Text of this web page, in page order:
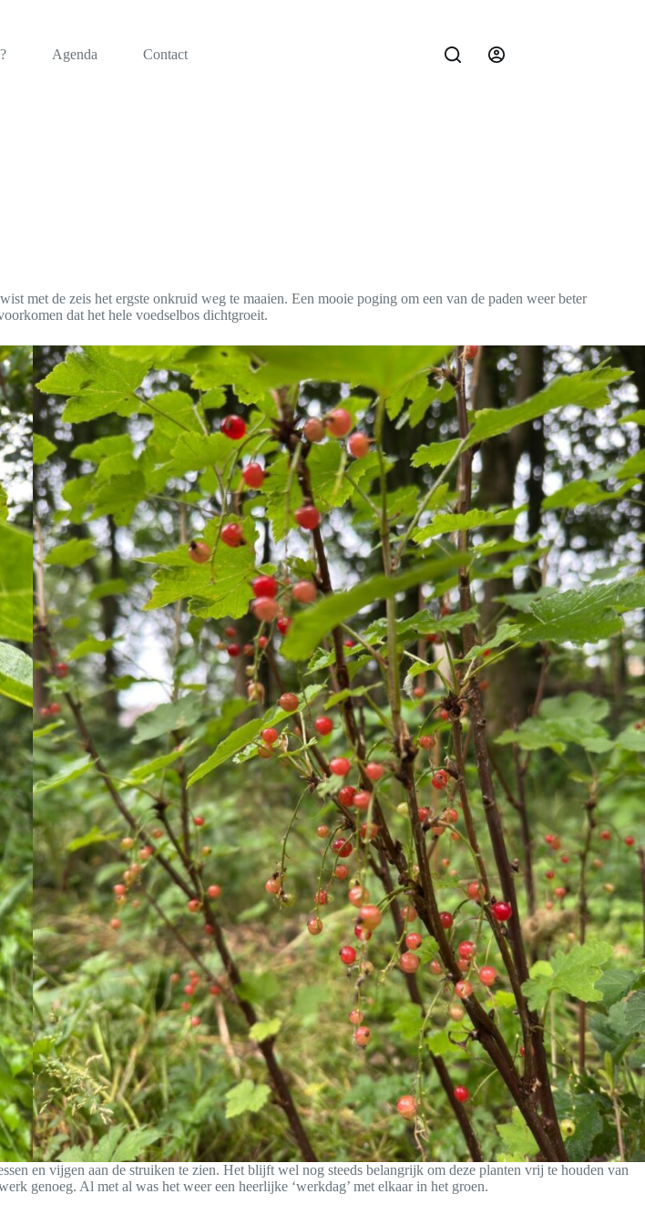
Agenda Contact
met de zeis het ergste onkruid weg te maaien. Een mooie poging om een van de paden weer beter
dat het hele voedselbos dichtgroeit.
en vijgen aan de struiken te zien. Het blijft wel nog steeds belangrijk om deze planten vrij te houden van
genoeg. Al met al was het weer een heerlijke ‘werkdag’ met elkaar in het groen.